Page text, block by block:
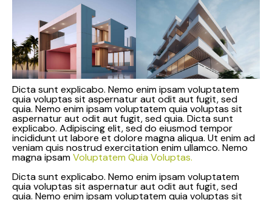
Dicta sunt explicabo. Nemo enim ipsam voluptatem
quia voluptas sit aspernatur aut odit aut fugit, sed
quia. Nemo enim ipsam voluptatem quia voluptas sit
aspernatur aut odit aut fugit, sed quia. Dicta sunt
explicabo. Adipiscing elit, sed do eiusmod tempor
incididunt ut labore et dolore magna aliqua. Ut enim ad
veniam quis nostrud exercitation enim ullamco. Nemo
magna ipsamVoluptatem Quia Voluptas.
Dicta sunt explicabo. Nemo enim ipsam voluptatem
quia voluptas sit aspernatur aut odit aut fugit, sed
quia. Nemo enim ipsam voluptatem quia voluptas sit